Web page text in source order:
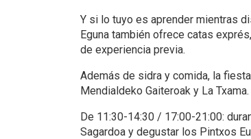
Y si lo tuyo es aprender mientras
Eguna también ofrece catas
de experiencia previa.
Además de sidra y comida, la
Mendialdeko Gaiteroak y La
De 11:30-14:30 / 17:00-21:00:
Sagardoa y degustar los Pintxos